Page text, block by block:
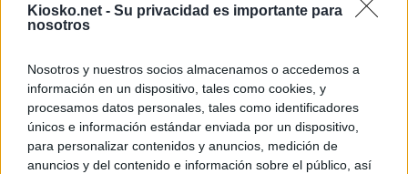
Kiosko.net - Su privacidad es importante para
nosotros
Nosotros y nuestros socios almacenamos o accedemos a
información en un dispositivo, tales como cookies, y
procesamos datos personales, tales como identificadores
únicos e información estándar enviada por un dispositivo,
para personalizar contenidos y anuncios, medición de
anuncios y del contenido e información sobre el público, así